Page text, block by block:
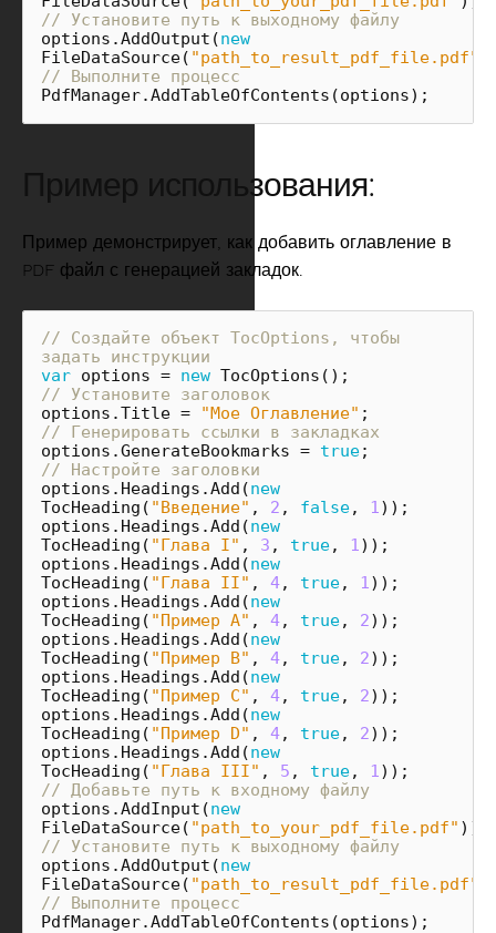
// Установите путь к выходному файлу
options .AddOutput (new
FileDataSource( "path_to_result_pdf_file.pdf"
// Выполните процесс
PdfManager.AddTableOfContents (options);
Пример использования:
Пример демонстрирует, как добавить оглавление в
PDF файл с генерацией закладок.
// Создайте объект TocOptions, чтобы
задать инструкции
var options = new TocOptions ();
// Установите заголовок
options .Title = "Мое Оглавление" ;
// Генерировать ссылки в закладках
options .GenerateBookmarks = true;
// Настройте заголовки
options . Headings .Add (new
TocHeading ( "Введение" , 2 , false, 1 ));
options . Headings .Add (new
TocHeading ( "Глава I" , 3 , true, 1 ));
options . Headings .Add (new
TocHeading ( "Глава II" , 4, true, 1 ));
options . Headings .Add (new
TocHeading ( "Пример A" , 4, true, 2));
options . Headings .Add (new
TocHeading ( "Пример B" , 4, true, 2));
options . Headings .Add (new
TocHeading ( "Пример C" , 4, true, 2));
options . Headings .Add (new
TocHeading ( "Пример D" , 4, true, 2));
options . Headings .Add (new
TocHeading ( "Глава III" , 5 , true, 1 ));
// Добавьте путь к входному файлу
options .AddInput (new
FileDataSource( "path_to_your_pdf_file.pdf" ));
// Установите путь к выходному файлу
options .AddOutput (new
FileDataSource( "path_to_result_pdf_file.pdf"
// Выполните процесс
PdfManager.AddTableOfContents (options);